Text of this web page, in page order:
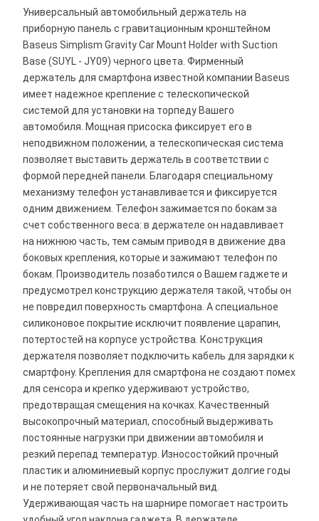
Универсальный автомобильный держатель на
приборную панель с гравитационным кронштейном
Baseus Simplism Gravity Car Mount Holder with Suction
Base (SUYL - JY09) черного цвета. Фирменный
держатель для смартфона известной компании Baseus
имеет надежное крепление с телескопической
системой для установки на торпеду Вашего
автомобиля. Мощная присоска фиксирует его в
неподвижном положении, а телескопическая система
позволяет выставить держатель в соответствии с
формой передней панели. Благодаря специальному
механизму телефон устанавливается и фиксируется
одним движением. Телефон зажимается по бокам за
счет собственного веса: в держателе он надавливает
на нижнюю часть, тем самым приводя в движение два
боковых крепления, которые и зажимают телефон по
бокам. Производитель позаботился о Вашем гаджете и
предусмотрел конструкцию держателя такой, чтобы он
не повредил поверхность смартфона. А специальное
силиконовое покрытие исключит появление царапин,
потертостей на корпусе устройства. Конструкция
держателя позволяет подключить кабель для зарядки к
смартфону. Крепления для смартфона не создают помех
для сенсора и крепко удерживают устройство,
предотвращая смещения на кочках. Качественный
высокопрочный материал, способный выдерживать
постоянные нагрузки при движении автомобиля и
резкий перепад температур. Износостойкий прочный
пластик и алюминиевый корпус прослужит долгие годы
и не потеряет свой первоначальный вид.
Удерживающая часть на шарнире помогает настроить